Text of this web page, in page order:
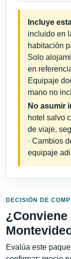
Incluye
incluido en
habitación
Solo
en
Equipaje
mano no
No asumir
hotel salvo
de viaje,
· Cambios
equipaje
DECISIÓN DE
Evalúa este